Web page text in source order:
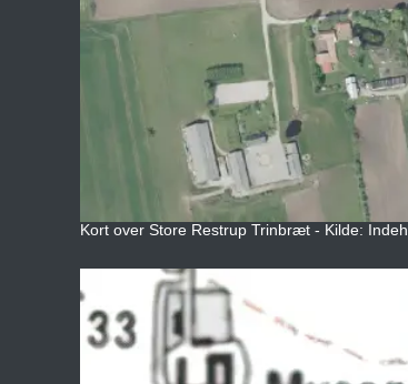
Kort over Store Restrup Trinbræt - Kilde: